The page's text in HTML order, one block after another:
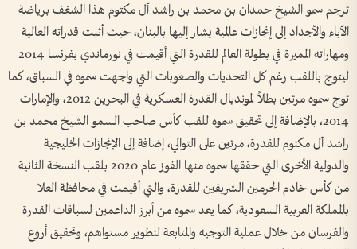
ترجم سمو الشيخ حمدان بن محمد بن راشد آل مكتوم هذا الشغف برياضة
الآباء والأجداد إلى إنجازات عالمية يشار إليها بالبنان، حيث أثبت قدراته العالية
ومهاراته المميزة في بطولة العالم للقدرة التي أقيمت في نورماندي بفرنسا 2014
ليتوج باللقب رغم كل التحديات والصعوبات التي واجهت سموه في السباق، كما
توج سموه مرتين بطلاً لمونديال القدرة العسكرية في البحرين 2012، والإمارات
2014، بالإضافة إلى تحقيق سموه للقب كأس صاحب السمو الشيخ محمد بن
راشد آل مكتوم للقدرة، مرتين على التوالي، إضافة إلى الإنجازات الخليجية
والدولية الأخرى التي حققها سموه منها الفوز عام 2020 بلقب النسخة الثانية
من كأس خادم الحرمين الشريفين للقدرة، والتي أقيمت في محافظة العلا
بالمملكة العربية السعودية، كما يعد سموه من أبرز الداعمين لسباقات القدرة
والفرسان من خلال عملية التوجيه والمتابعة لتطوير مستواهم، وتحقيق أروع